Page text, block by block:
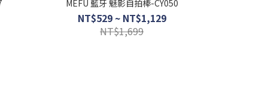
MEFU 藍牙 魅影自拍棒-CY050
NT$529 ~ NT$1,129
NT$1,699